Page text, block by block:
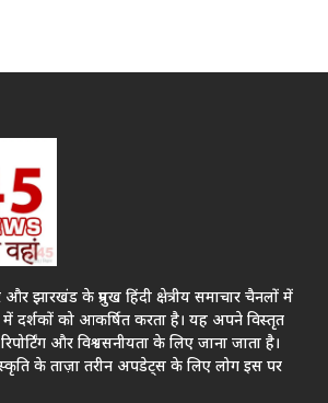
झारखंड के प्रमुख हिंदी क्षेत्रीय समाचार चैनलों में
दर्शकों को आकर्षित करता है। यह अपने विस्तृत
और विश्वसनीयता के लिए जाना जाता है।
के ताज़ा तरीन अपडेट्स के लिए लोग इस पर